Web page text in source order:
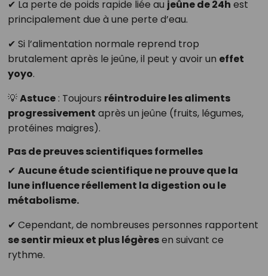
✔ La perte de poids rapide liée au jeûne de 24h est
principalement due à une perte d’eau.
✔ Si l’alimentation normale reprend trop
brutalement après le jeûne, il peut y avoir un effet
yoyo.
💡Astuce: Toujours réintroduire les aliments
progressivement après un jeûne (fruits, légumes,
protéines maigres).
Pas de preuves scientifiques formelles
✔ Aucune étude scientifique ne prouve que la
lune influence réellement la digestion ou le
métabolisme.
✔ Cependant, de nombreuses personnes rapportent
se sentir mieux et plus légèresen suivant ce
rythme.